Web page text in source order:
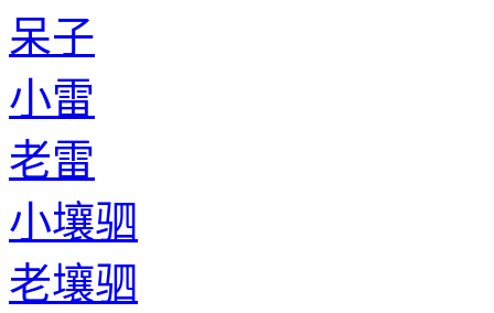
呆子
小雷
老雷
小壤驷
老壤驷